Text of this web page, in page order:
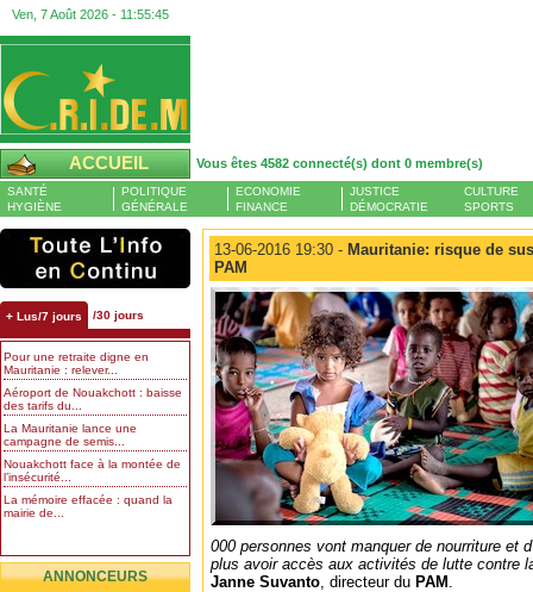
Ven, 7 Août 2026 - 11:55:46
ACCUEIL Vous êtes 4582 connecté(s) dont 0 membre(s)
SANTÉ
HYGIÈNE
POLITIQUE
GÉNÉRALE
ECONOMIE
FINANCE
JUSTICE
DÉMOCRATIE
CULTURE
SPORTS
+ Lus/7 jours /30 jours
Pour une retraite digne en
Mauritanie : relever...
Aéroport de Nouakchott : baisse
des tarifs du...
La Mauritanie lance une
campagne de semis...
Nouakchott face à la montée de
l’insécurité...
La mémoire effacée : quand la
mairie de...
ANNONCEURS
13-06-2016 19:30 - Mauritanie: risque de
PAM
000 personnes vont manquer de nourriture et
plus avoir accès aux activités de lutte contre
Janne Suvanto, directeur du PAM .